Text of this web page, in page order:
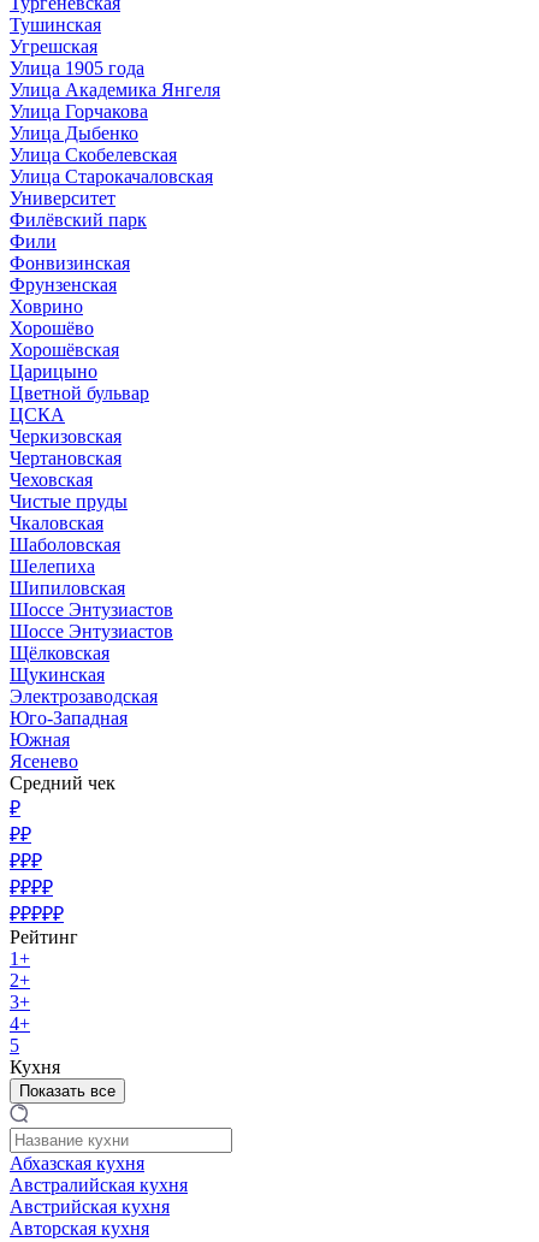
Тушинская
Угрешская
Улица 1905 года
Улица Академика Янгеля
Улица Горчакова
Улица Дыбенко
Улица Скобелевская
Улица Старокачаловская
Университет
Филёвский парк
Фили
Фонвизинская
Фрунзенская
Ховрино
Хорошёво
Хорошёвская
Царицыно
Цветной бульвар
ЦСКА
Черкизовская
Чертановская
Чеховская
Чистые пруды
Чкаловская
Шаболовская
Шелепиха
Шипиловская
Шоссе Энтузиастов
Шоссе Энтузиастов
Щёлковская
Щукинская
Электрозаводская
Юго-Западная
Южная
Ясенево
Средний чек
₽
₽₽
₽₽₽
₽₽₽₽
₽₽₽₽₽
Рейтинг
1+
2+
3+
4+
5
Кухня
Показать все
Абхазская кухня
Австралийская кухня
Австрийская кухня
Авторская кухня